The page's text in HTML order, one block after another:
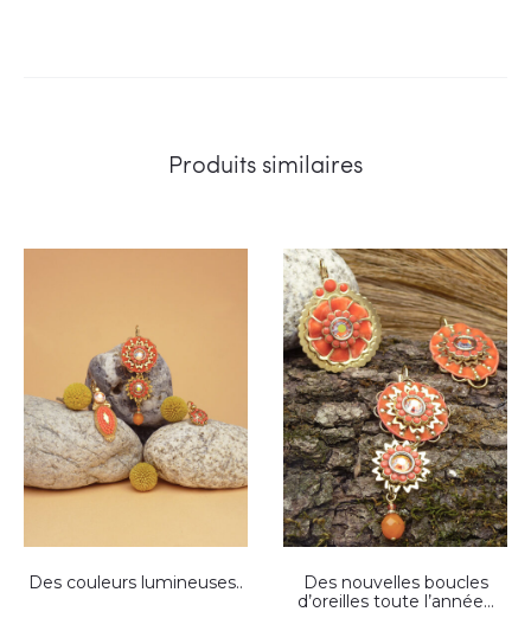
Produits similaires
Des couleurs lumineuses..
Des nouvelles boucles
d’oreilles toute l’année…